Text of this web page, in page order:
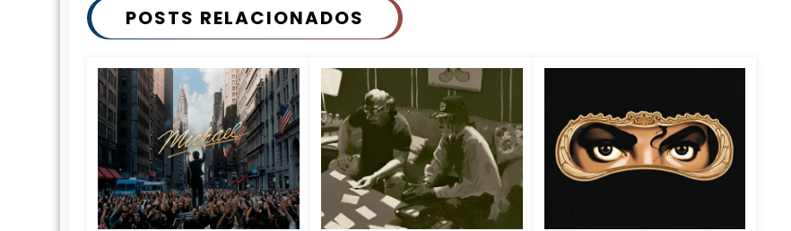
POSTS RELACIONADOS